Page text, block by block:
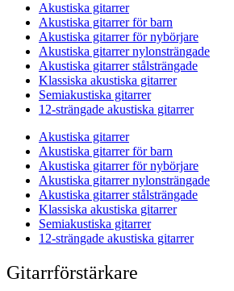
Akustiska gitarrer
Akustiska gitarrer för barn
Akustiska gitarrer för nybörjare
Akustiska gitarrer nylonsträngade
Akustiska gitarrer stålsträngade
Klassiska akustiska gitarrer
Semiakustiska gitarrer
12-strängade akustiska gitarrer
Akustiska gitarrer
Akustiska gitarrer för barn
Akustiska gitarrer för nybörjare
Akustiska gitarrer nylonsträngade
Akustiska gitarrer stålsträngade
Klassiska akustiska gitarrer
Semiakustiska gitarrer
12-strängade akustiska gitarrer
Gitarrförstärkare